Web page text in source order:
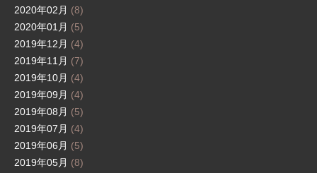
2020年02月 (8)
2020年01月 (5)
2019年12月 (4)
2019年11月 (7)
2019年10月 (4)
2019年09月 (4)
2019年08月 (5)
2019年07月 (4)
2019年06月 (5)
2019年05月 (8)